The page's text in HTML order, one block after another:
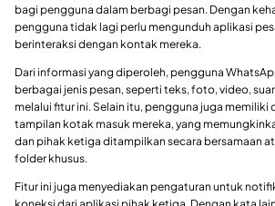
bagi pengguna dalam berbagi pesan. Dengan
pengguna tidak lagi perlu mengunduh aplikasi
berinteraksi dengan kontak mereka.
Dari informasi yang diperoleh, pengguna
berbagai jenis pesan, seperti teks, foto, video,
melalui fitur ini. Selain itu, pengguna juga memiliki
tampilan kotak masuk mereka, yang
dan pihak ketiga ditampilkan secara bersamaan
folder khusus.
Fitur ini juga menyediakan pengaturan untuk